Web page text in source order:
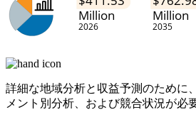
詳細な地域分析と収益予測のために、
メント別分析、および競合状況が必